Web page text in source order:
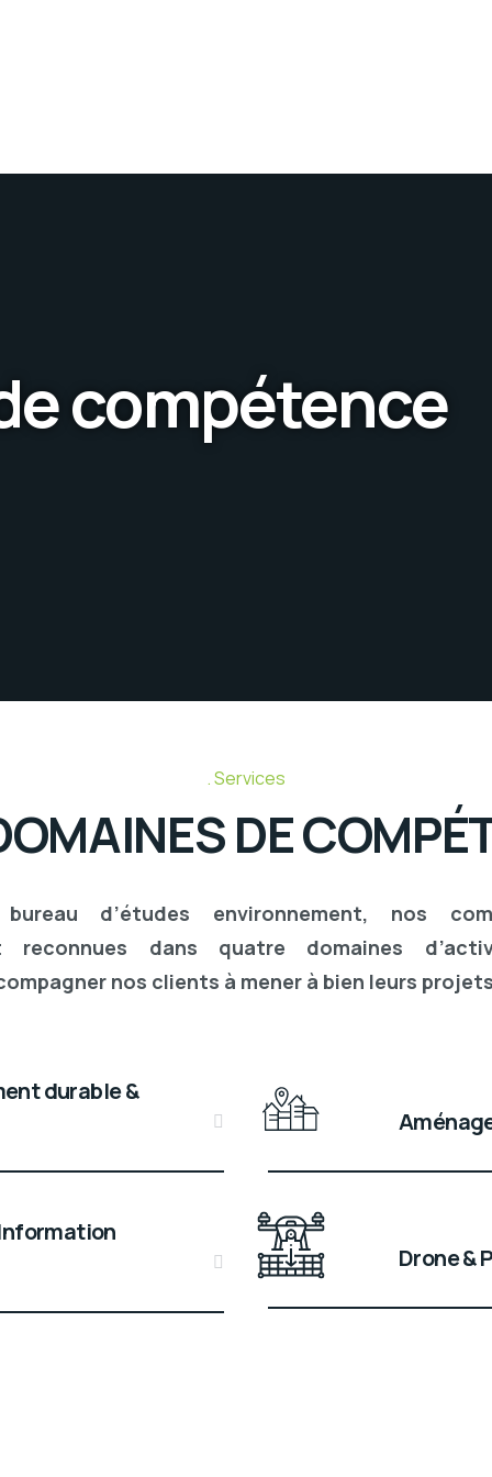
compétence
Services
DE
d’études environnement, nos
reconnues dans quatre domaines
nos clients à mener à bien leurs
durable &
Drone &